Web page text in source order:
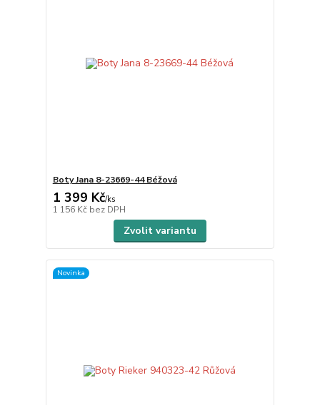
Boty Jana 8-23669-44 Béžová
1 399 Kč/ks
1 156 Kč bez DPH
Zvolit variantu
Novinka